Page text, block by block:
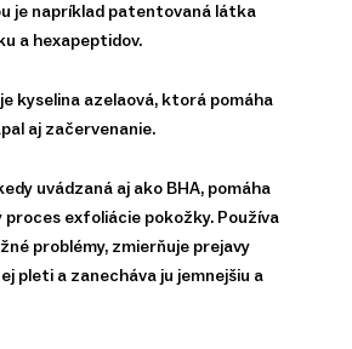
je napríklad patentovaná látka
a hexapeptidov.
kyselina azelaová, ktorá pomáha
aj začervenanie.
uvádzaná aj ako BHA, pomáha
exfoliácie pokožky. Používa
problémy, zmierňuje prejavy
pleti a zanecháva ju jemnejšiu a